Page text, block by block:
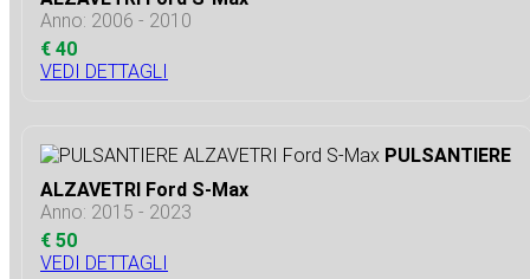
Anno: 2006 - 2010
€ 40
VEDI DETTAGLI
PULSANTIERE
ALZAVETRI Ford S-Max
Anno: 2015 - 2023
€ 50
VEDI DETTAGLI